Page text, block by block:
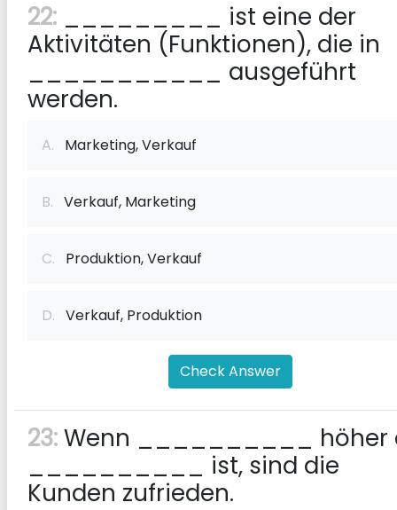
22: _________ ist eine der
Aktivitäten (Funktionen), die in
___________ ausgeführt
werden.
A. Marketing, Verkauf
B. Verkauf, Marketing
C. Produktion, Verkauf
D. Verkauf, Produktion
Check Answer
23:Wenn __________ höher
__________ ist, sind die
Kunden zufrieden.